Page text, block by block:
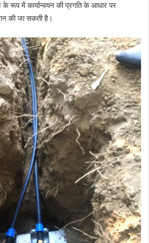
के रूप में कार्यान्वयन की प्रगति के आधार पर
की जा सकती है।